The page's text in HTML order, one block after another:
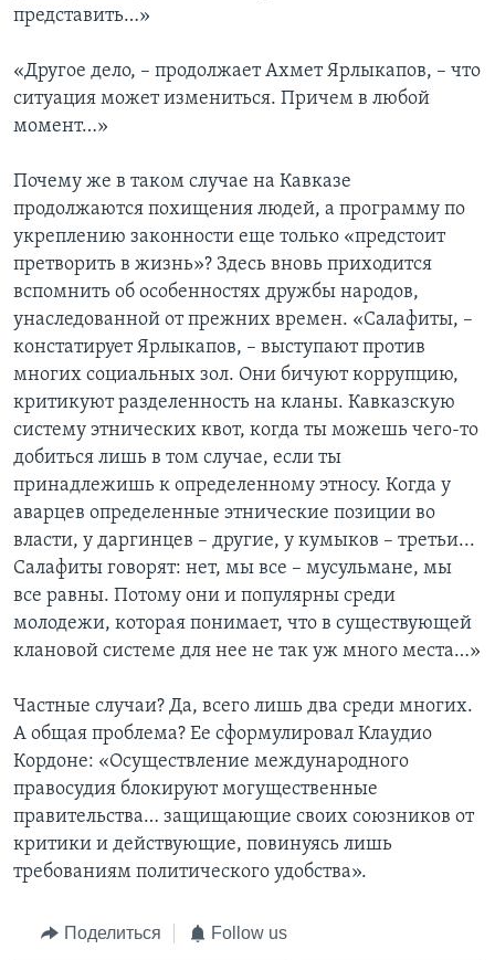
представить…»
«Другое дело, – продолжает Ахмет Ярлыкапов, – что
ситуация может измениться. Причем в любой
момент…»
Почему же в таком случае на Кавказе
продолжаются похищения людей, а программу по
укреплению законности еще только «предстоит
претворить в жизнь»? Здесь вновь приходится
вспомнить об особенностях дружбы народов,
унаследованной от прежних времен. «Салафиты, –
констатирует Ярлыкапов, – выступают против
многих социальных зол. Они бичуют коррупцию,
критикуют разделенность на кланы. Кавказскую
систему этнических квот, когда ты можешь чего-то
добиться лишь в том случае, если ты
принадлежишь к определенному этносу. Когда у
аварцев определенные этнические позиции во
власти, у даргинцев – другие, у кумыков – третьи...
Салафиты говорят: нет, мы все – мусульмане, мы
все равны. Потому они и популярны среди
молодежи, которая понимает, что в существующей
клановой системе для нее не так уж много места…»
Частные случаи? Да, всего лишь два среди многих.
А общая проблема? Ее сформулировал Клаудио
Кордоне: «Осуществление международного
правосудия блокируют могущественные
правительства… защищающие своих союзников от
критики и действующие, повинуясь лишь
требованиям политического удобства».
Поделиться Follow us